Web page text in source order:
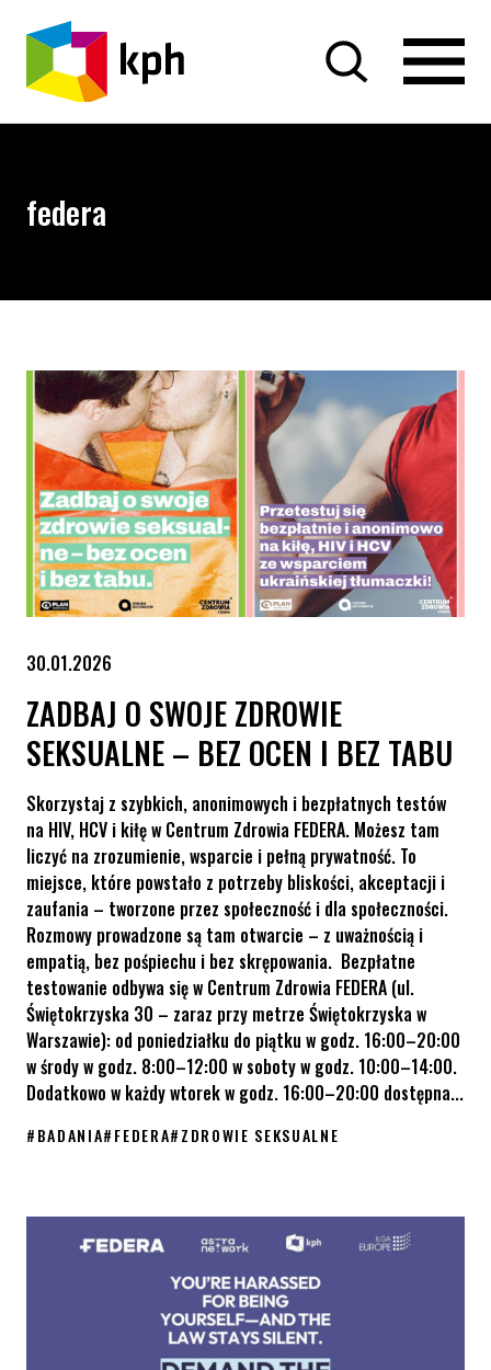
PRZEJDŹ DO TREŚCI
federa
30.01.2026
ZADBAJ O SWOJE ZDROWIE
SEKSUALNE – BEZ OCEN I BEZ TABU
Skorzystaj z szybkich, anonimowych i bezpłatnych testów
na HIV, HCV i kiłę w Centrum Zdrowia FEDERA. Możesz tam
liczyć na zrozumienie, wsparcie i pełną prywatność. To
miejsce, które powstało z potrzeby bliskości, akceptacji i
zaufania – tworzone przez społeczność i dla społeczności.
Rozmowy prowadzone są tam otwarcie – z uważnością i
empatią, bez pośpiechu i bez skrępowania. Bezpłatne
testowanie odbywa się w Centrum Zdrowia FEDERA (ul.
Świętokrzyska 30 – zaraz przy metrze Świętokrzyska w
Warszawie): od poniedziałku do piątku w godz. 16:00–20:00
w środy w godz. 8:00–12:00 w soboty w godz. 10:00–14:00.
Dodatkowo w każdy wtorek w godz. 16:00–20:00 dostępna...
#BADANIA#FEDERA#ZDROWIE SEKSUALNE